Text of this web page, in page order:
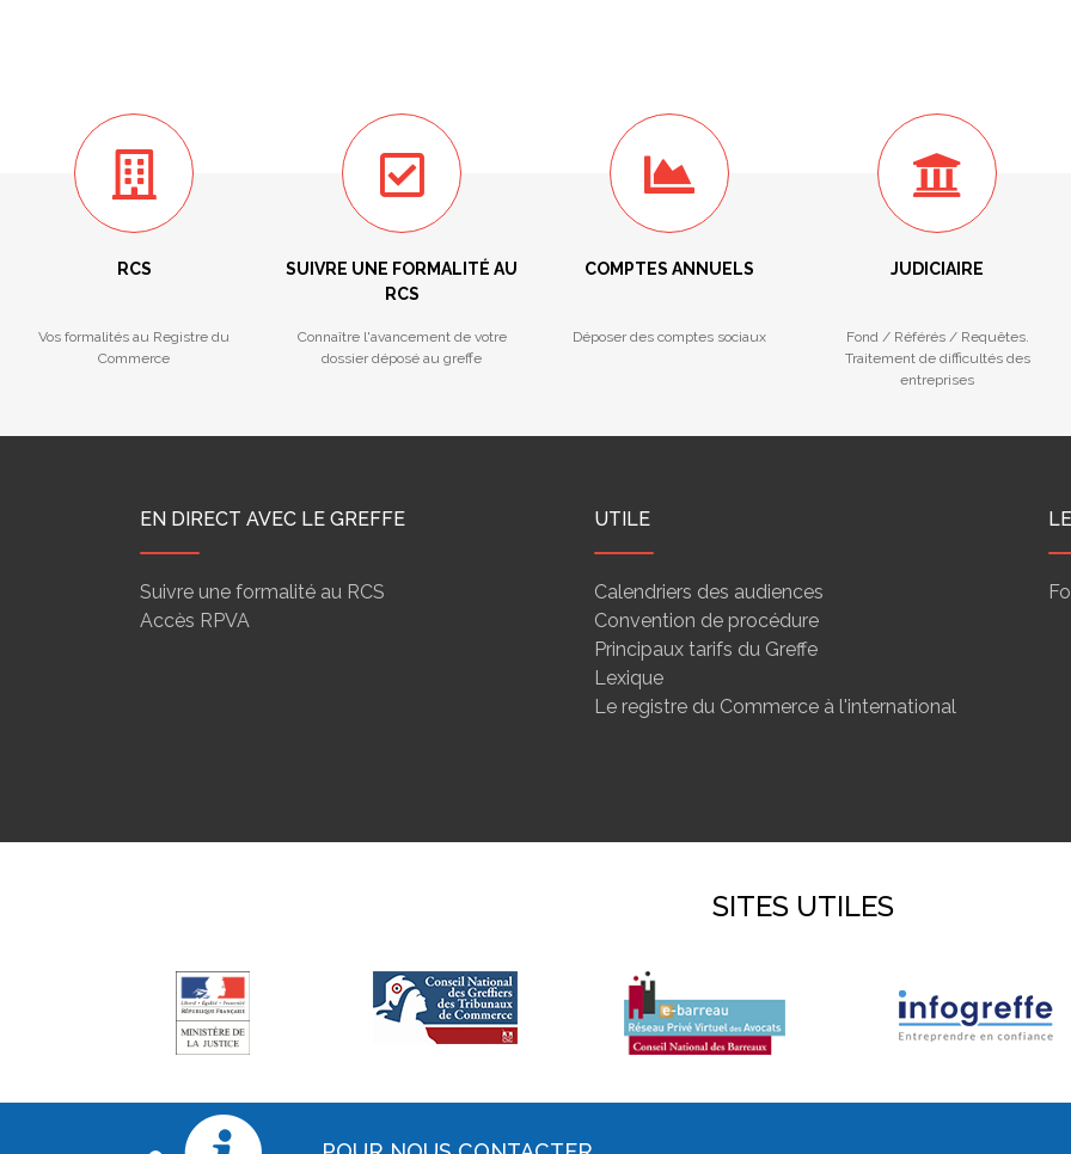
RCS
Vos formalités au Registre du
Commerce
SUIVRE UNE FORMALITÉ AU
RCS
Connaître l'avancement de votre
dossier déposé au greffe
COMPTES ANNUELS
Déposer des comptes sociaux
JUDICIAIRE
Fond / Référés / Requêtes.
Traitement de difficultés des
entreprises
EN DIRECT AVEC LE GREFFE
Suivre une formalité au RCS
Accès RPVA
UTILE
Calendriers des audiences
Convention de procédure
Principaux tarifs du Greffe
Lexique
Le registre du Commerce à l'international
SITES UTILES